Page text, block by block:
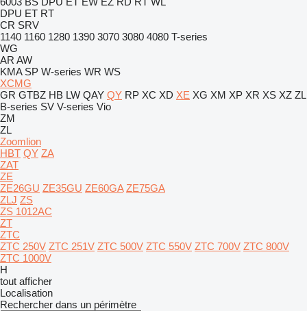
DPU ET RT
CR SRV
1140 1160 1280 1390 3070 3080 4080 T-series
WG
AR AW
KMA SP W-series WR WS
XCMG
GR GTBZ HB LW QAY QY RP XC XD XE XG XM XP XR XS XZ ZL
B-series SV V-series Vio
ZM
ZL
Zoomlion
HBT QY ZA
ZAT
ZE
ZE26GU ZE35GU ZE60GA ZE75GA
ZLJ ZS
ZS 1012AC
ZT
ZTC
ZTC 250V ZTC 251V ZTC 500V ZTC 550V ZTC 700V ZTC 800V
ZTC 1000V
H
tout afficher
Localisation
Rechercher dans un périmètre